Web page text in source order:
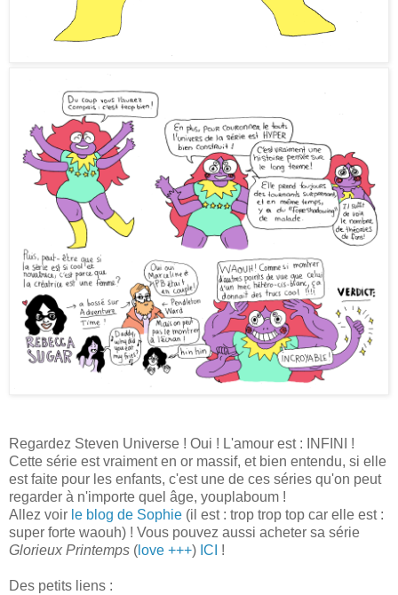
Regardez Steven Universe ! Oui ! L'amour est : INFINI !
Cette série est vraiment en or massif, et bien entendu, si elle
est faite pour les enfants, c'est une de ces séries qu'on peut
regarder à n'importe quel âge, youplaboum !
Allez voir le blog de Sophie (il est : trop trop top car elle est :
super forte waouh) ! Vous pouvez aussi acheter sa série
Glorieux Printemps ( love +++) ICI !
Des petits liens :